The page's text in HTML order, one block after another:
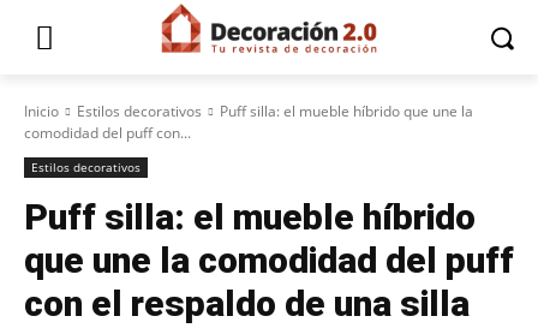
Inicio Estilos decorativos
Puff silla: el mueble híbrido que une la
comodidad del puff con...
Estilos decorativos
Puff silla: el mueble híbrido
que une la comodidad del puff
con el respaldo de una silla